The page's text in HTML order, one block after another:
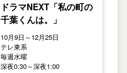
ドラマNEXT「私の町の
千葉くんは。」
10月9日～12月25日
テレ東系
毎週水曜
深夜0:30～深夜1:00